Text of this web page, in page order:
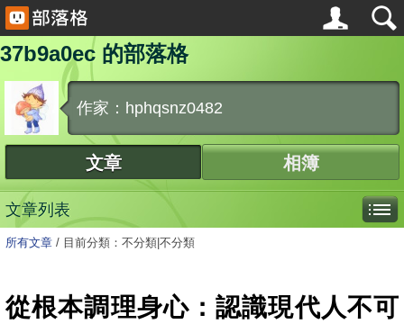
37b9a0ec 的部落格
作家：hphqsnz0482
文章 相簿
文章列表
所有文章 / 目前分類：不分類|不分類
從根本調理身心：認識現代人不可